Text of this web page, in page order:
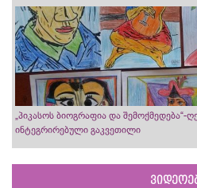
„პიკასოს ბიოგრაფია და შემოქმედება“-
ინტეგრირებული გაკვეთილი